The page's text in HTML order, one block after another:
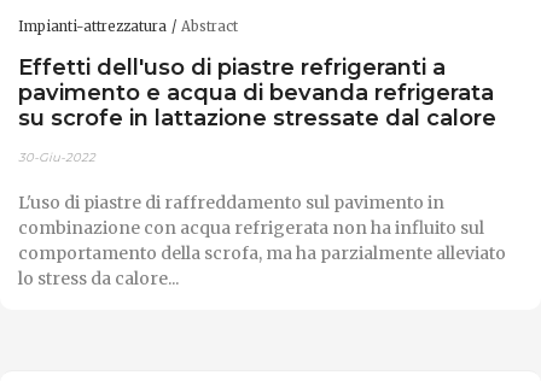
Impianti-attrezzatura Abstract
Effetti dell'uso di piastre refrigeranti a
pavimento e acqua di bevanda refrigerata
su scrofe in lattazione stressate dal calore
30-Giu-2022
L'uso di piastre di raffreddamento sul pavimento in
combinazione con acqua refrigerata non ha influito sul
comportamento della scrofa, ma ha parzialmente alleviato
lo stress da calore...